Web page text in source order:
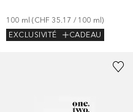
100 ml (CHF 35.17 / 100 ml)
EXCLUSIVITÉ
CADEAU